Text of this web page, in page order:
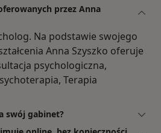
przez Anna
Na podstawie swojego
Anna Szyszko oferuje
psychologiczna,
Terapia
swój gabinet?